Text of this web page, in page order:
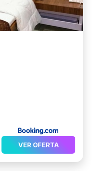
VER OFERTA